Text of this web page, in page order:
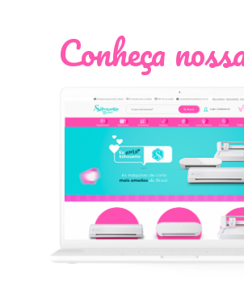
Conheça
Léia Pastori